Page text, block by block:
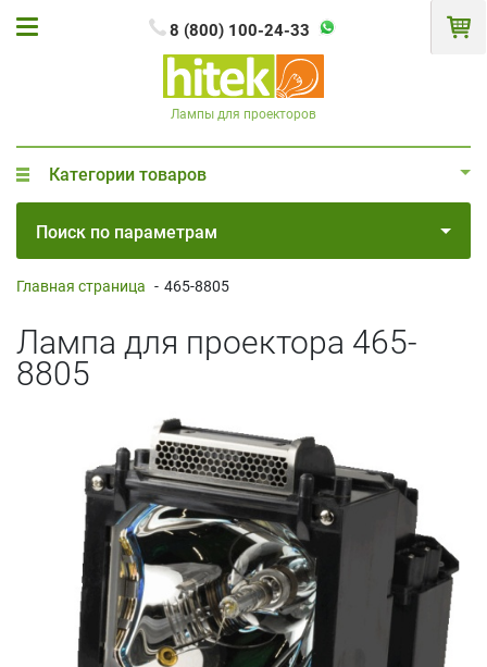
8 (800) 100-24-33
Лампы для проекторов
Категории товаров
Поиск по параметрам
Главная страница - 465-8805
Лампа для проектора 465-
8805